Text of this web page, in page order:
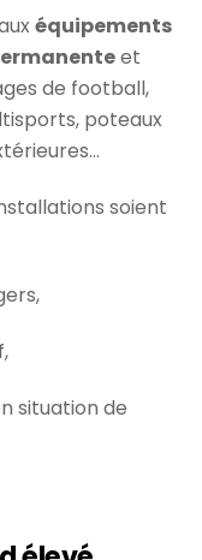
équipements
et
de football,
poteaux
soient
situation de